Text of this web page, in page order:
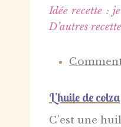
Idée recette :
D’autres
L’huile de colza
C’est une